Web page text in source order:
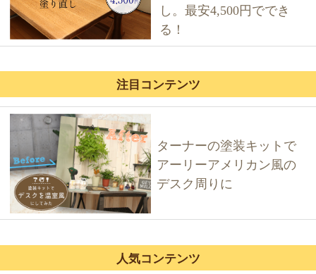
し。最安4,500円ででき
る！
注目コンテンツ
ターナーの塗装キットで
アーリーアメリカン風の
デスク周りに
人気コンテンツ